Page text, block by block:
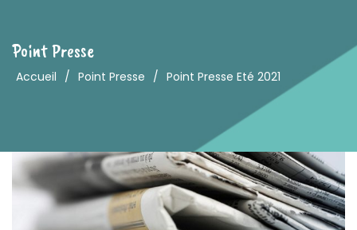
Point Presse
Accueil / Point Presse / Point Presse Eté 2021